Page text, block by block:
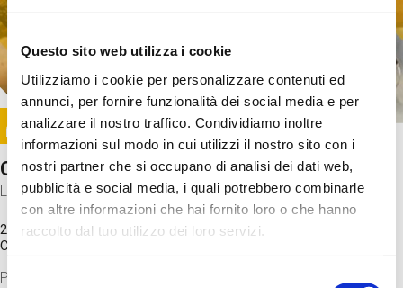
Questo sito web utilizza i cookie
Utilizziamo i cookie per personalizzare contenuti ed
annunci, per fornire funzionalità dei social media e per
analizzare il nostro traffico. Condividiamo inoltre
informazioni sul modo in cui utilizzi il nostro sito con i
nostri partner che si occupano di analisi dei dati web,
pubblicità e social media, i quali potrebbero combinarle
con altre informazioni che hai fornito loro o che hanno
raccolto dal tuo utilizzo dei loro servizi.
Selezione
Image
SUNDAY@STEP
Come funziona il cervello?
Laboratorio
20 Set 2026 / 11:15 - 13:00
Costo
Proveremo a costruire un cervello in cartoncino cercando di